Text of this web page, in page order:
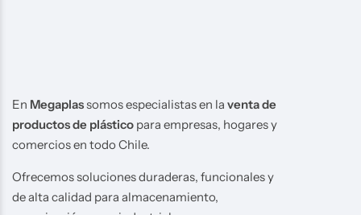
En Megaplassomos especialistas en la venta de
productos de plástico para empresas, hogares y
comercios en todo Chile.
Ofrecemos soluciones duraderas, funcionales y
de alta calidad para almacenamiento,